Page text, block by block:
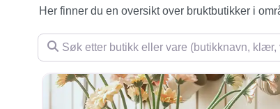
Her finner du en oversikt over bruktbutikker i
Søk etter butikk eller vare (butikknavn, klær,